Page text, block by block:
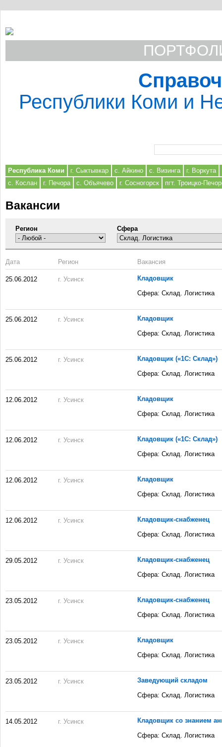
Республики Коми и
Республика Коми г. Сыктывкар с. Айкино с. Визинга
г. Воркута
с. Кослан
г. Печора с. Объячево г. Сосногорск пгт. Троицко-
Вакансии
Регион Сфера
Дата Регион Вакансия
25.06.2012 г. Усинск
Кладовщик
Сфера: Склад. Логистика
25.06.2012 г. Усинск
Кладовщик
Сфера: Склад. Логистика
25.06.2012 г. Усинск
Кладовщик («1С: Склад»)
Сфера: Склад. Логистика
12.06.2012 г. Усинск
Кладовщик
Сфера: Склад. Логистика
12.06.2012 г. Усинск
Кладовщик («1С: Склад»)
Сфера: Склад. Логистика
12.06.2012 г. Усинск
Кладовщик
Сфера: Склад. Логистика
12.06.2012 г. Усинск
Кладовщик-снабженец
Сфера: Склад. Логистика
29.05.2012 г. Усинск
Кладовщик-снабженец
Сфера: Склад. Логистика
23.05.2012 г. Усинск
Кладовщик-снабженец
Сфера: Склад. Логистика
23.05.2012 г. Усинск
Кладовщик
Сфера: Склад. Логистика
23.05.2012 г. Усинск
Заведующий складом
Сфера: Склад. Логистика
14.05.2012 г. Усинск
Кладовщик со знанием
Сфера: Склад. Логистика